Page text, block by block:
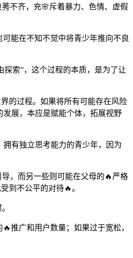
不齐，充🌸斥着暴力、色情、虚假
能在不知不觉中将青少年推向不良
索”，这个过程的本质，是为了让
的过程。如果将所有可能存在风险
展，本应是赋能个体，拓展视野
有独立思考能力的青少年，因为
，而另一些则可能在父母的🔥严格
到不公平的对待🔥。
推广和用户数量；如果过于宽松，